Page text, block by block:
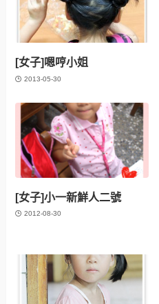
[女子]嗯哼小姐
2013-05-30
[女子]小一新鮮人二號
2012-08-30